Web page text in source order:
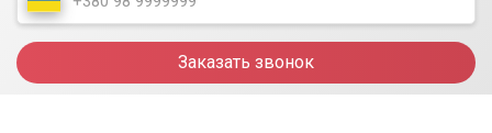
Заказать звонок